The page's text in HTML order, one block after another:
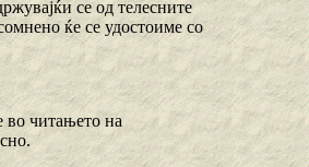
се од телесните
ќе се удостоиме со
во читањето на